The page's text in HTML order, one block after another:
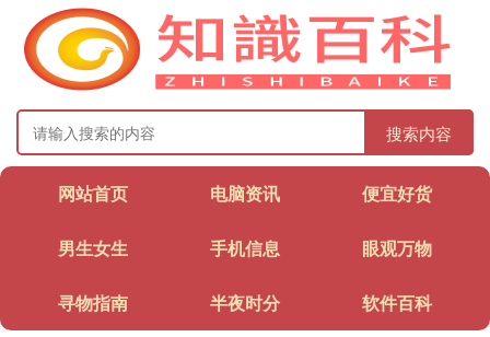
搜索内容
网站首页 电脑资讯 便宜好货
男生女生 手机信息 眼观万物
寻物指南 半夜时分 软件百科